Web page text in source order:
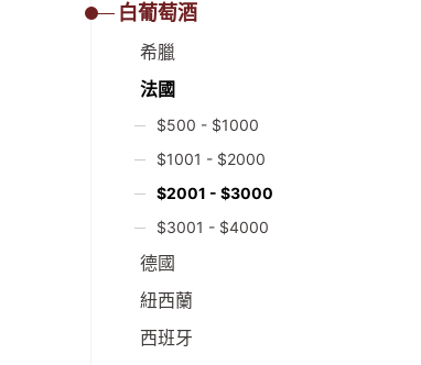
白葡萄酒
希臘
法國
$500 - $1000
$1001 - $2000
$2001 - $3000
$3001 - $4000
德國
紐西蘭
西班牙